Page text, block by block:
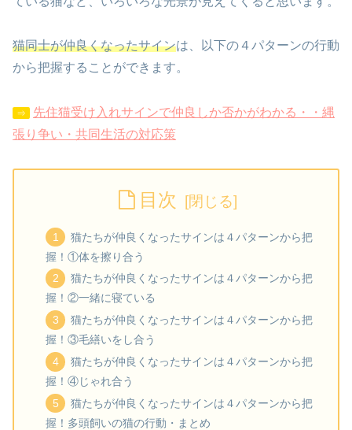
猫同士が仲良くなったサインは、以下の４パターンの行動
から把握することができます。
⇒
先住猫受け入れサインで仲良しか否かがわかる・・縄
張り争い・共同生活の対応策
目次
猫たちが仲良くなったサインは４パターンから把
握！①体を擦り合う
猫たちが仲良くなったサインは４パターンから把
握！②一緒に寝ている
猫たちが仲良くなったサインは４パターンから把
握！③毛繕いをし合う
猫たちが仲良くなったサインは４パターンから把
握！④じゃれ合う
猫たちが仲良くなったサインは４パターンから把
握！多頭飼いの猫の行動・まとめ